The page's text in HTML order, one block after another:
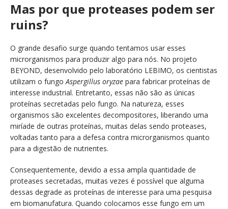
Mas por que proteases podem ser
ruins?
O grande desafio surge quando tentamos usar esses
microrganismos para produzir algo para nós. No projeto
BEYOND, desenvolvido pelo laboratório LEBIMO, os cientistas
utilizam o fungoAspergillus oryzae para fabricar proteínas de
interesse industrial. Entretanto, essas não são as únicas
proteínas secretadas pelo fungo. Na natureza, esses
organismos são excelentes decompositores, liberando uma
miríade de outras proteínas, muitas delas sendo proteases,
voltadas tanto para a defesa contra microrganismos quanto
para a digestão de nutrientes.
Consequentemente, devido a essa ampla quantidade de
proteases secretadas, muitas vezes é possível que alguma
dessas degrade as proteínas de interesse para uma pesquisa
em biomanufatura. Quando colocamos esse fungo em um